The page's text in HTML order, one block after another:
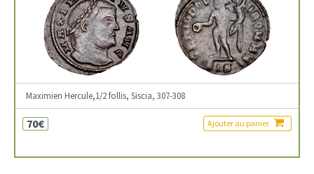
Maximien Hercule,1/2 follis, Siscia, 307-308
70€ Ajouter au panier